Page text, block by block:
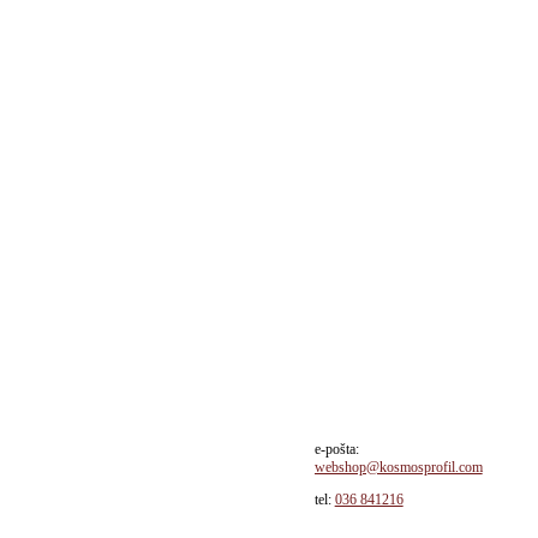
e-pošta:
webshop@kosmosprofil.com
tel: 036 841216